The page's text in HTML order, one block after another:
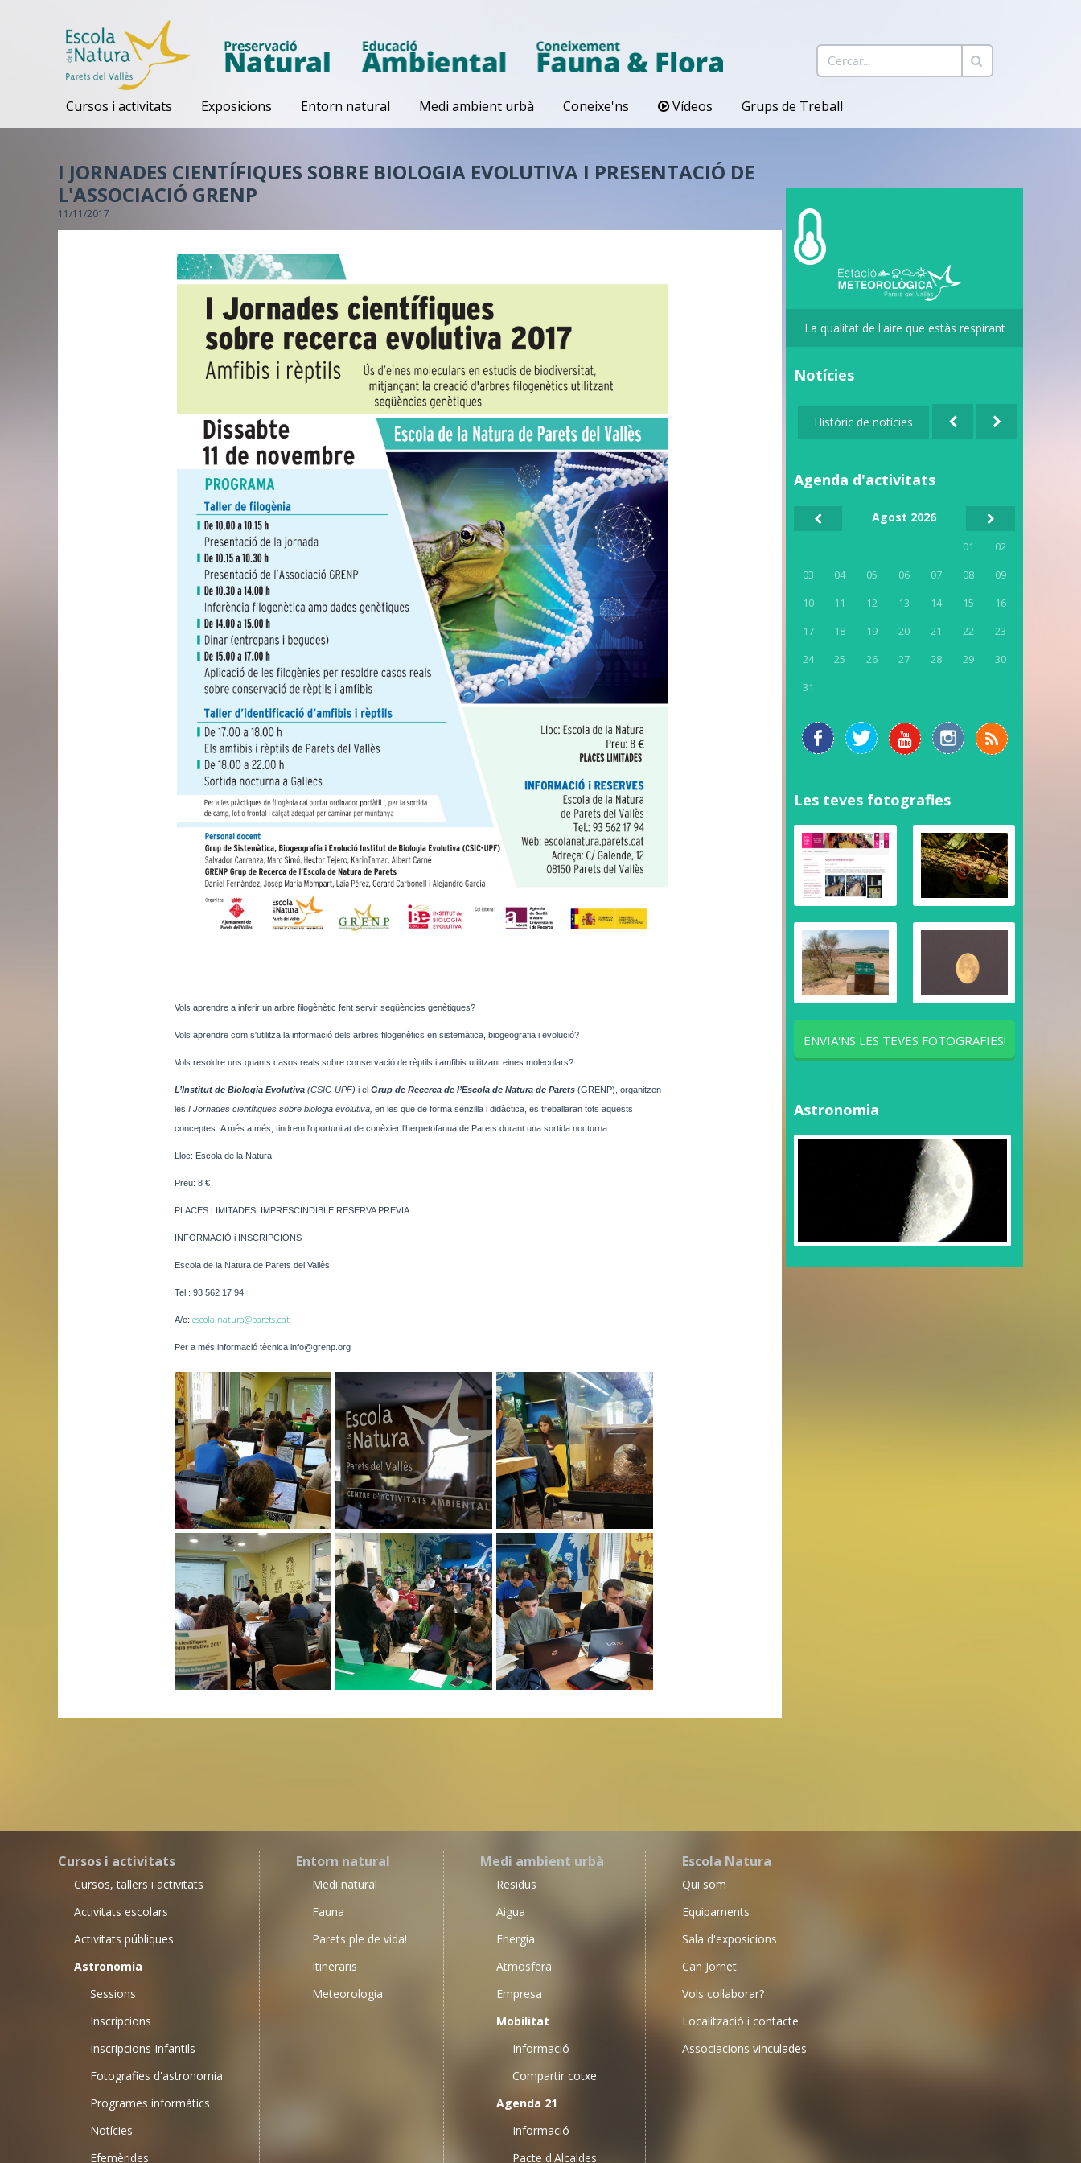
Cursos i activitats Exposicions Entorn natural Medi ambient urbà Coneixe'ns Vídeos Grups de Treball
I JORNADES CIENTÍFIQUES SOBRE BIOLOGIA EVOLUTIVA I PRESENTACIÓ DE
L'ASSOCIACIÓ GRENP
11/11/2017
Vols aprendre a inferir un arbre filogènètic fent servir seqüències genètiques?
Vols aprendre com s'utilitza la informació dels arbres filogenètics en sistemàtica, biogeografia i evolució?
Vols resoldre uns quants casos reals sobre conservació de rèptils i amfibis utilitzant eines moleculars?
L’Institut de Biologia Evolutiva (CSIC-UPF) i el Grup de Recerca de l’Escola de Natura de Parets (GRENP), organitzen
les I Jornades científiques sobre biologia evolutiva, en les que de forma senzilla i didàctica, es treballaran tots aquests
conceptes. A més a més, tindrem l'oportunitat de conèxier l'herpetofanua de Parets durant una sortida nocturna.
Lloc: Escola de la Natura
Preu: 8 €
PLACES LIMITADES, IMPRESCINDIBLE RESERVA PREVIA
INFORMACIÓ i INSCRIPCIONS
Escola de la Natura de Parets del Vallès
Tel.: 93 562 17 94
A/e: escola.natura@parets.cat
Per a més informació tècnica info@grenp.org
La qualitat de l'aire que estàs respirant
Notícies
Històric de notícies
Agenda d'activitats
Agost 2026
01
02
03
04 05 06 07 08
09
10
11 12 13 14 15
16
17
18 19 20 21 22
23
24
25 26 27 28 29
30
31
Les teves fotografies
ENVIA'NS LES TEVES FOTOGRAFIES!
Astronomia
Cursos i activitats
Cursos, tallers i activitats
Activitats escolars
Activitats públiques
Astronomia
Sessions
Inscripcions
Inscripcions Infantils
Fotografies d'astronomia
Programes informàtics
Notícies
Efemèrides
Entorn natural
Medi natural
Fauna
Parets ple de vida!
Itineraris
Meteorologia
Medi ambient urbà
Residus
Aigua
Energia
Atmosfera
Empresa
Mobilitat
Informació
Compartir cotxe
Agenda 21
Informació
Pacte d'Alcaldes
Escola Natura
Qui som
Equipaments
Sala d'exposicions
Can Jornet
Vols col·laborar?
Localització i contacte
Associacions vinculades